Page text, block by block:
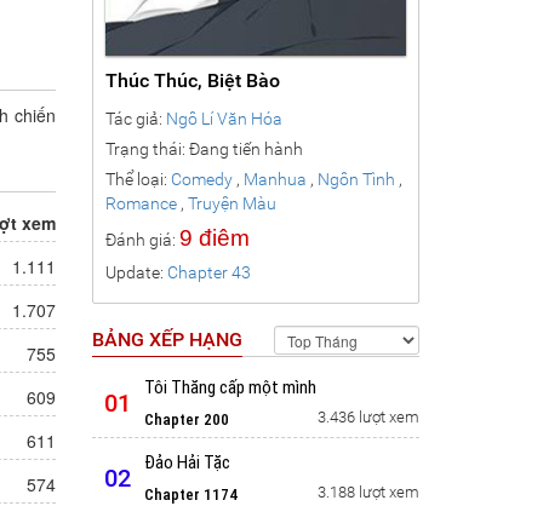
chiến
xem
1.111
1.707
755
609
611
574
Thúc Thúc, Biệt Bào
Tác giả: Ngô Lí Văn Hóa
Trạng thái: Đang tiến hành
Thể loại: Comedy , Manhua , Ngôn Tình ,
Romance , Truyện Màu
Đánh giá: 9 điêm
Update: Chapter 43
BẢNG XẾP HẠNG
01
Tôi Thăng cấp một mình
Chapter 200 3.436 lượt xem
02
Đảo Hải Tặc
Chapter 1174 3.188 lượt xem